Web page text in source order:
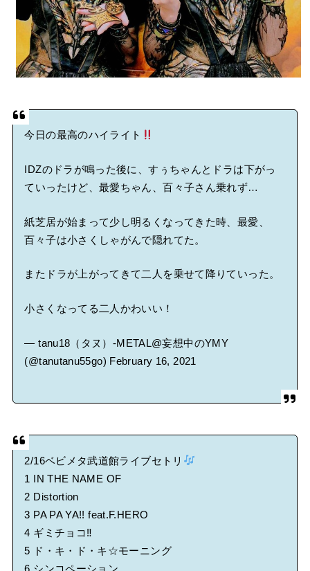
今日の最高のハイライト
IDZのドラが鳴った後に、すぅちゃんとドラは下がっ
ていったけど、最愛ちゃん、百々子さん乗れず…
紙芝居が始まって少し明るくなってきた時、最愛、
百々子は小さくしゃがんで隠れてた。
またドラが上がってきて二人を乗せて降りていった。
小さくなってる二人かわいい！
— tanu18（タヌ）-METAL@妄想中のYMY
(@tanutanu55go) February 16, 2021
2/16ベビメタ武道館ライブセトリ
1 IN THE NAME OF
2 Distortion
3 PA PA YA!! feat.F.HERO
4 ギミチョコ‼︎
5 ド・キ・ド・キ☆モーニング
6 シンコペーション